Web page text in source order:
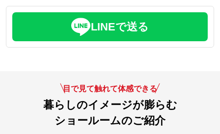
LINEで送る
目で見て触れて体感できる
暮らしのイメージが膨らむ
ショールームのご紹介